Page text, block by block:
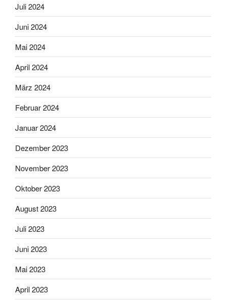
Juli 2024
Juni 2024
Mai 2024
April 2024
März 2024
Februar 2024
Januar 2024
Dezember 2023
November 2023
Oktober 2023
August 2023
Juli 2023
Juni 2023
Mai 2023
April 2023